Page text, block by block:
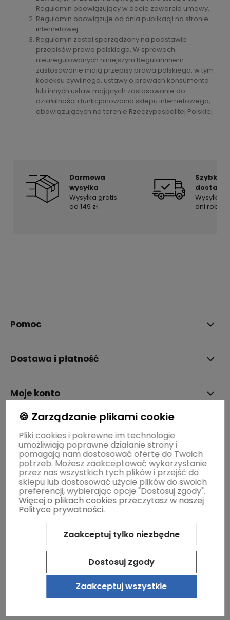
Regulamin obowiązujący w dacie zawarcia umowy.
Regulamin obowiązuje od dnia publikacji na stronie
internetowej.
Regulamin został sporządzony na podstawie
przepisów prawa polskiego. W sprawach
nieuregulowanych niniejszym Regulaminem
zastosowanie mają przepisy prawa polskiego, w tym
kodeksu cywilnego, ustawy o prawach konsumenta
lub innych ustaw mających zastosowanie do
działalności i funkcjonowania sklepu internetowego,
obowiązujących na terenie Rzeczypospolitej Polskiej
Darmowa
wysyłka
Wysyłka gratis
od 149 zł
Szybka
dostawa
Wysyłka
dni
Pomoc
Dostawa i płatność
Moje konto
O firmie
Sklep internetowy Shoper.pl Szablon Shoper Modern 3.0™
🍪 Zarządzanie plikami cookie
Pliki cookies i pokrewne im technologie
umożliwiają poprawne działanie strony i
pomagają nam dostosować ofertę do Twoich
potrzeb. Możesz zaakceptować wykorzystanie
przez nas wszystkich tych plików i przejść do
sklepu lub dostosować użycie plików do swoich
preferencji, wybierając opcję "Dostosuj zgody".
Więcej o plikach cookies przeczytasz w naszej
Polityce prywatności.
Zaakceptuj tylko niezbędne
Dostosuj zgody
Zaakceptuj wszystkie